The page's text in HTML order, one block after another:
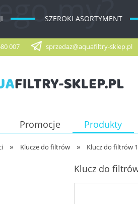
SZEROKI ASORTYMENT
007 sprzedaz@aquafiltry-sklep.pl
Promocje Produkty
» Klucze do filtrów » Klucz do filtrów
Klucz do